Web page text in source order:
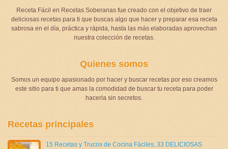
Receta Fácil en Recetas Soberanas fue creado con el objetivo de traer
deliciosas recetas para ti que buscas algo que hacer y preparar esa receta
sabrosa en el día, práctica y rápida, hasta las más elaboradas aprovechan
nuestra colección de recetas.
Quienes somos
Somos un equipo apasionado por hacer y buscar recetas por eso creamos
este sitio para ti que amas la comodidad de buscar tu receta para poder
hacerla sin secretos.
Recetas principales
15 Recetas y Trucos de Cocina Fáciles, 33 DELICIOSAS